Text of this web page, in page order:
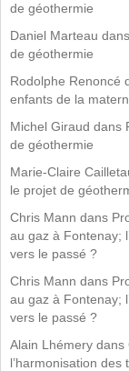
de géothermie
Daniel Marteau dans
de géothermie
Rodolphe Renoncé
enfants de la
Michel Giraud dans
de géothermie
Marie-Claire
le projet de
Chris Mann dans
au gaz à Fontenay;
vers le passé ?
Chris Mann dans
au gaz à Fontenay;
vers le passé ?
Alain Lhémery dans
l’harmonisation